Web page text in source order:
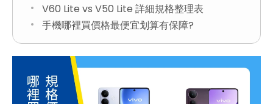
V60 Lite vs V50 Lite 詳細規格整理表
手機哪裡買價格最便宜划算有保障?